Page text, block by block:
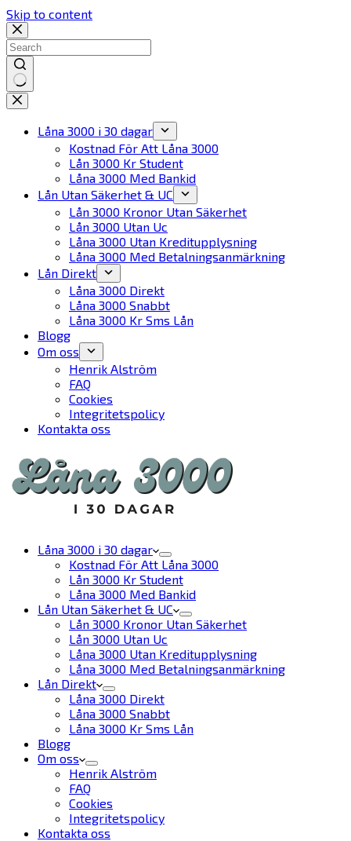
Skip to content
No
results
Låna 3000 i 30 dagar
Kostnad För Att Låna 3000
Lån 3000 Kr Student
Låna 3000 Med Bankid
Lån Utan Säkerhet & UC
Lån 3000 Kronor Utan Säkerhet
Lån 3000 Utan Uc
Låna 3000 Utan Kreditupplysning
Låna 3000 Med Betalningsanmärkning
Lån Direkt
Låna 3000 Direkt
Låna 3000 Snabbt
Låna 3000 Kr Sms Lån
Blogg
Om oss
Henrik Alström
FAQ
Cookies
Integritetspolicy
Kontakta oss
Låna 3000 i 30 dagar
Kostnad För Att Låna 3000
Lån 3000 Kr Student
Låna 3000 Med Bankid
Lån Utan Säkerhet & UC
Lån 3000 Kronor Utan Säkerhet
Lån 3000 Utan Uc
Låna 3000 Utan Kreditupplysning
Låna 3000 Med Betalningsanmärkning
Lån Direkt
Låna 3000 Direkt
Låna 3000 Snabbt
Låna 3000 Kr Sms Lån
Blogg
Om oss
Henrik Alström
FAQ
Cookies
Integritetspolicy
Kontakta oss